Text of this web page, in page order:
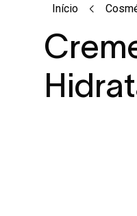
Início